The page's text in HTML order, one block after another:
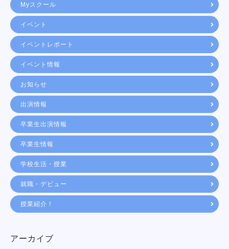
Myスクール
イベント
イベントレポート
イベント情報
お知らせ
出演情報
卒業生出演情報
卒業生情報
学校生活・授業
就職・デビュー
授業紹介！
アーカイブ